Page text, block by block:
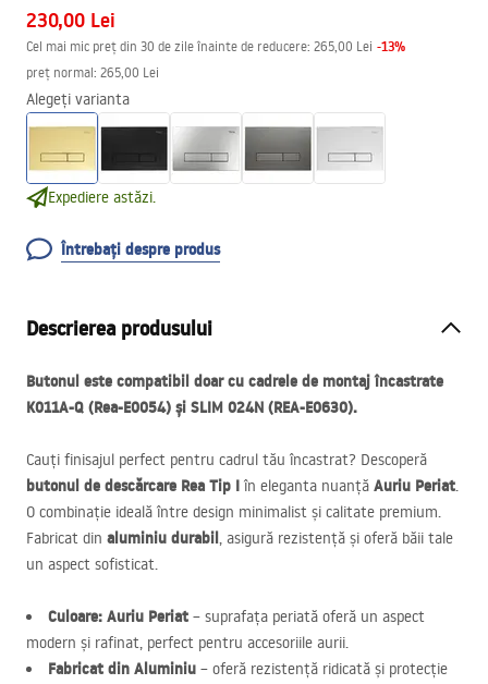
230,00 Lei
Cel mai mic preț din 30 de zile înainte de reducere: 265,00 Lei -13%
preț normal: 265,00 Lei
Alegeți varianta
Expediere astăzi.
Întrebați despre produs
Descrierea produsului
Butonul este compatibil doar cu cadrele de montaj încastrate
K011A-Q (Rea-E0054) și SLIM 024N (REA-E0630).
Cauți finisajul perfect pentru cadrul tău încastrat? Descoperă
butonul de descărcare Rea Tip I în eleganta nuanță Auriu Periat.
O combinație ideală între design minimalist și calitate premium.
Fabricat din aluminiu durabil, asigură rezistență și oferă băii tale
un aspect sofisticat.
Culoare: Auriu Periat – suprafața periată oferă un aspect
modern și rafinat, perfect pentru accesoriile aurii.
Fabricat din Aluminiu – oferă rezistență ridicată și protecție